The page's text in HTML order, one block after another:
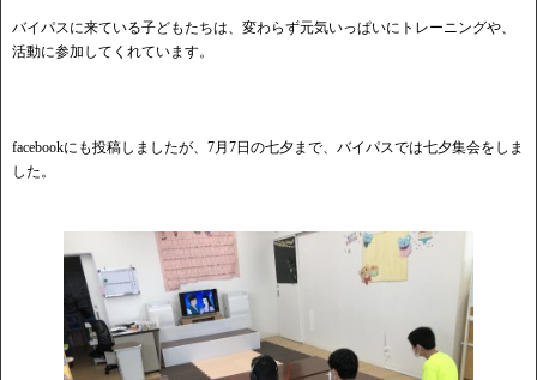
バイパスに来ている子どもたちは、変わらず元気いっぱいにトレーニングや、
活動に参加してくれています。
facebookにも投稿しましたが、7月7日の七夕まで、バイパスでは七夕集会をしま
した。